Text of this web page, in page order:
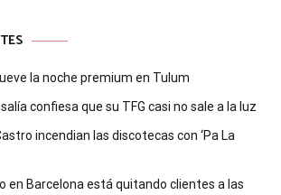
la noche premium en Tulum
confiesa que su TFG casi no sale a la luz
incendian las discotecas con ‘Pa La
en Barcelona está quitando clientes a las